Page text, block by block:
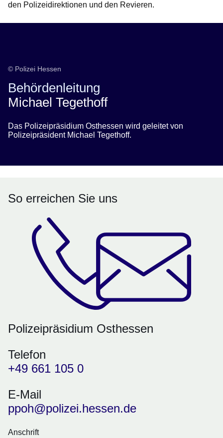
den Polizeidirektionen und den Revieren.
© Polizei Hessen
Behördenleitung
Michael Tegethoff
Das Polizeipräsidium Osthessen wird geleitet von
Polizeipräsident Michael Tegethoff.
So erreichen Sie uns
Polizeipräsidium Osthessen
Telefon
+49 661 105 0
E-Mail
ppoh@polizei.hessen.de
Anschrift